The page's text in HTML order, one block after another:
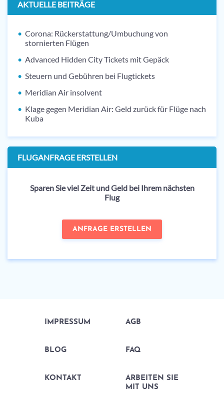
AKTUELLE BEITRÄGE
Corona: Rückerstattung/Umbuchung von
stornierten Flügen
Advanced Hidden City Tickets mit Gepäck
Steuern und Gebühren bei Flugtickets
Meridian Air insolvent
Klage gegen Meridian Air: Geld zurück für Flüge nach
Kuba
FLUGANFRAGE ERSTELLEN
Sparen Sie viel Zeit und Geld bei Ihrem nächsten
Flug
ANFRAGE ERSTELLEN
IMPRESSUM AGB
BLOG FAQ
KONTAKT
ARBEITEN SIE
MIT UNS